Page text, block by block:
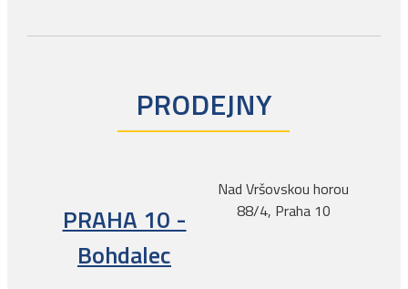
PRODEJNY
PRAHA 10 -
Bohdalec
Nad Vršovskou horou
88/4, Praha 10